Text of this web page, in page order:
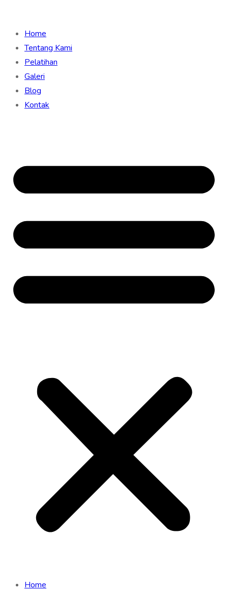
Home
Tentang Kami
Pelatihan
Galeri
Blog
Kontak
Home